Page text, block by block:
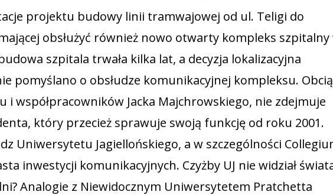
projektu budowy linii tramwajowej od ul. Teligi do
obsłużyć również nowo otwarty kompleks szpitalny
szpitala trwała kilka lat, a decyzja lokalizacyjna
pomyślano o obsłudze komunikacyjnej kompleksu.
współpracowników Jacka Majchrowskiego, nie zdejmuje
który przecież sprawuje swoją funkcję od roku 2001.
Uniwersytetu Jagiellońskiego, a w szczególności
inwestycji komunikacyjnych. Czyżby UJ nie widział
Analogie z Niewidocznym Uniwersytetem Pratchetta